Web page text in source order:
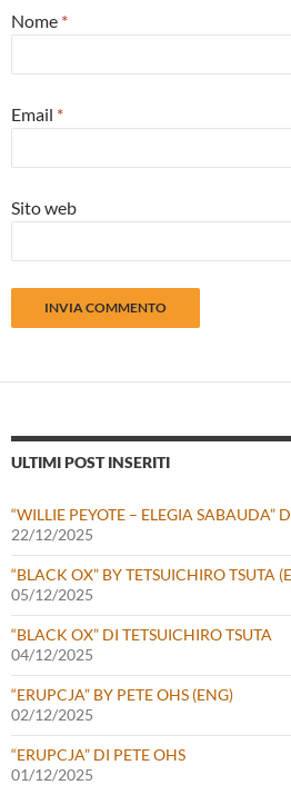
Nome *
Email *
Sito web
ULTIMI POST INSERITI
“WILLIE PEYOTE – ELEGIA SABAUDA”
22/12/2025
“BLACK OX” BY TETSUICHIRO TSUTA
05/12/2025
“BLACK OX” DI TETSUICHIRO TSUTA
04/12/2025
“ERUPCJA” BY PETE OHS (ENG)
02/12/2025
“ERUPCJA” DI PETE OHS
01/12/2025